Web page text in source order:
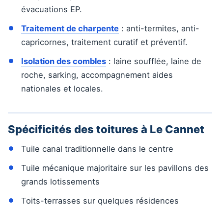
évacuations EP.
Traitement de charpente : anti-termites, anti-
capricornes, traitement curatif et préventif.
Isolation des combles : laine soufflée, laine de
roche, sarking, accompagnement aides
nationales et locales.
Spécificités des toitures à Le Cannet
Tuile canal traditionnelle dans le centre
Tuile mécanique majoritaire sur les pavillons des
grands lotissements
Toits-terrasses sur quelques résidences